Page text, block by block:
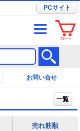
PCサイト
お問い合せ
一覧
売れ筋順